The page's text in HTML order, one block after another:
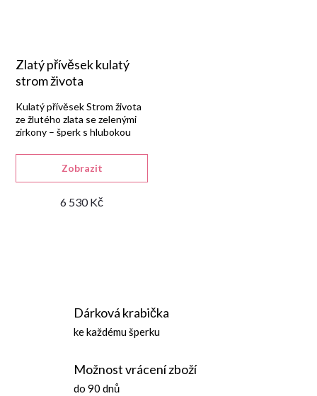
Zlatý přívěsek kulatý
strom života
6 530 Kč
Zobrazit
Kulatý přívěsek Strom života
ze žlutého zlata se zelenými
zirkony – šperk s hlubokou
Dárková krabička
ke každému šperku
Možnost vrácení zboží
do 90 dnů